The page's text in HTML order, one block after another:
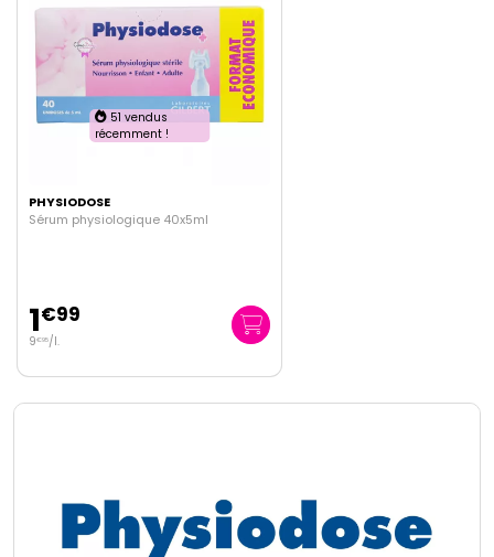
51 vendus
récemment !
PHYSIODOSE
Sérum physiologique 40x5ml
1€99
9€95/l.